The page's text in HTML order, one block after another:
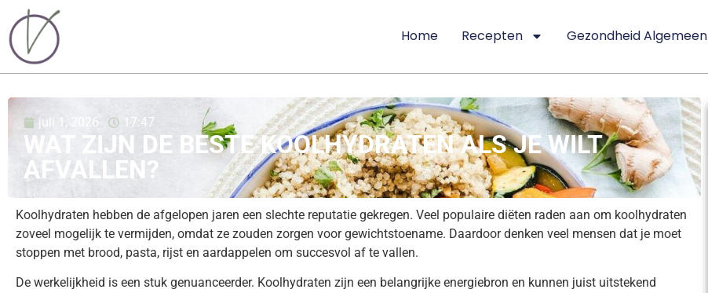
Home Recepten Gezondheid Algemeen
juli 1, 2026 17:47
WAT ZIJN DE BESTE KOOLHYDRATEN ALS JE WILT
AFVALLEN?
Koolhydraten hebben de afgelopen jaren een slechte reputatie gekregen. Veel populaire diëten raden aan om koolhydraten
zoveel mogelijk te vermijden, omdat ze zouden zorgen voor gewichtstoename. Daardoor denken veel mensen dat je moet
stoppen met brood, pasta, rijst en aardappelen om succesvol af te vallen.
De werkelijkheid is een stuk genuanceerder. Koolhydraten zijn een belangrijke energiebron en kunnen juist uitstekend